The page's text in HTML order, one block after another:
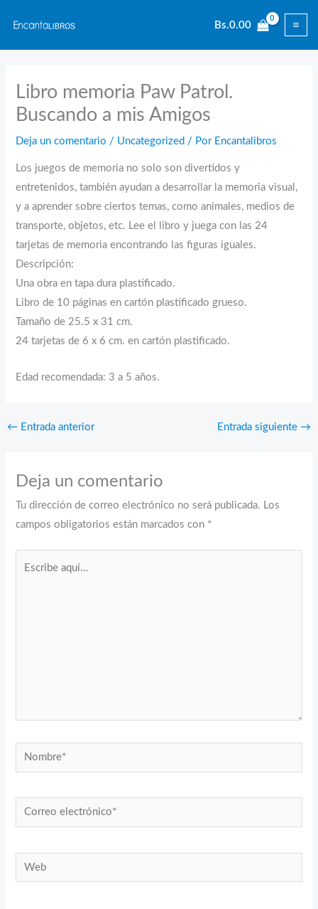
contenido
Bs.0.00
Libro memoria Paw Patrol.
Buscando a mis Amigos
Deja un comentario / Uncategorized / Por Encantalibros
Los juegos de memoria no solo son divertidos y
entretenidos, también ayudan a desarrollar la memoria visual,
y a aprender sobre ciertos temas, como animales, medios de
transporte, objetos, etc. Lee el libro y juega con las 24
tarjetas de memoria encontrando las figuras iguales.
Descripción:
Una obra en tapa dura plastificado.
Libro de 10 páginas en cartón plastificado grueso.
Tamaño de 25.5 x 31 cm.
24 tarjetas de 6 x 6 cm. en cartón plastificado.
Edad recomendada: 3 a 5 años.
← Entrada anterior Entrada siguiente →
Deja un comentario
Tu dirección de correo electrónico no será publicada. Los
campos obligatorios están marcados con *
Nombre*
Correo
electrónico*
Web